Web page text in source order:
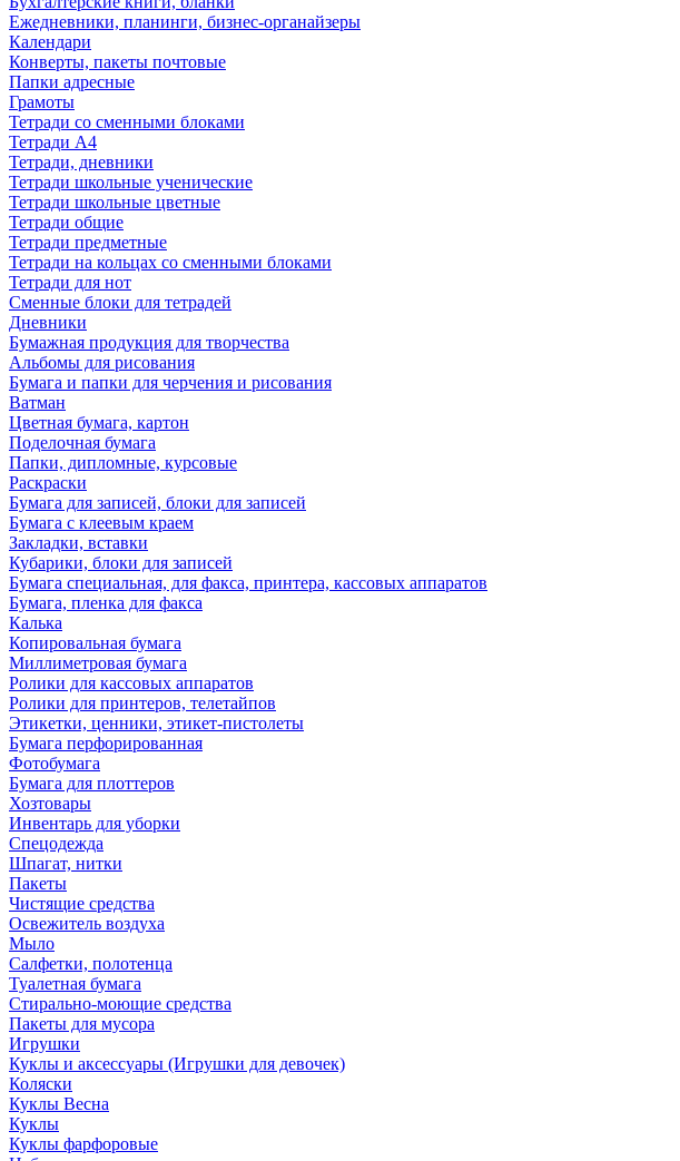
Ежедневники, планинги, бизнес-органайзеры
Календари
Конверты, пакеты почтовые
Папки адресные
Грамоты
Тетради со сменными блоками
Тетради А4
Тетради, дневники
Тетради школьные ученические
Тетради школьные цветные
Тетради общие
Тетради предметные
Тетради на кольцах со сменными блоками
Тетради для нот
Сменные блоки для тетрадей
Дневники
Бумажная продукция для творчества
Альбомы для рисования
Бумага и папки для черчения и рисования
Ватман
Цветная бумага, картон
Поделочная бумага
Папки, дипломные, курсовые
Раскраски
Бумага для записей, блоки для записей
Бумага с клеевым краем
Закладки, вставки
Кубарики, блоки для записей
Бумага специальная, для факса, принтера, кассовых аппаратов
Бумага, пленка для факса
Калька
Копировальная бумага
Миллиметровая бумага
Ролики для кассовых аппаратов
Ролики для принтеров, телетайпов
Этикетки, ценники, этикет-пистолеты
Бумага перфорированная
Фотобумага
Бумага для плоттеров
Хозтовары
Инвентарь для уборки
Спецодежда
Шпагат, нитки
Пакеты
Чистящие средства
Освежитель воздуха
Мыло
Салфетки, полотенца
Туалетная бумага
Стирально-моющие средства
Пакеты для мусора
Игрушки
Куклы и аксессуары (Игрушки для девочек)
Коляски
Куклы Весна
Куклы
Куклы фарфоровые